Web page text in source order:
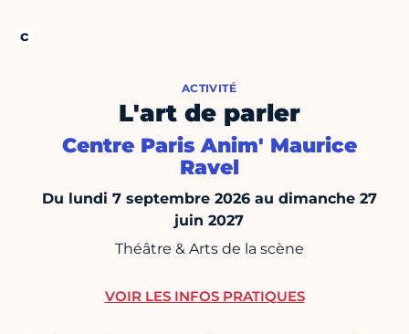
ACTIVITÉ
L'art de parler
Centre Paris Anim' Maurice
Ravel
Du lundi 7 septembre 2026 au dimanche 27
juin 2027
Théâtre & Arts de la scène
VOIR LES INFOS PRATIQUES